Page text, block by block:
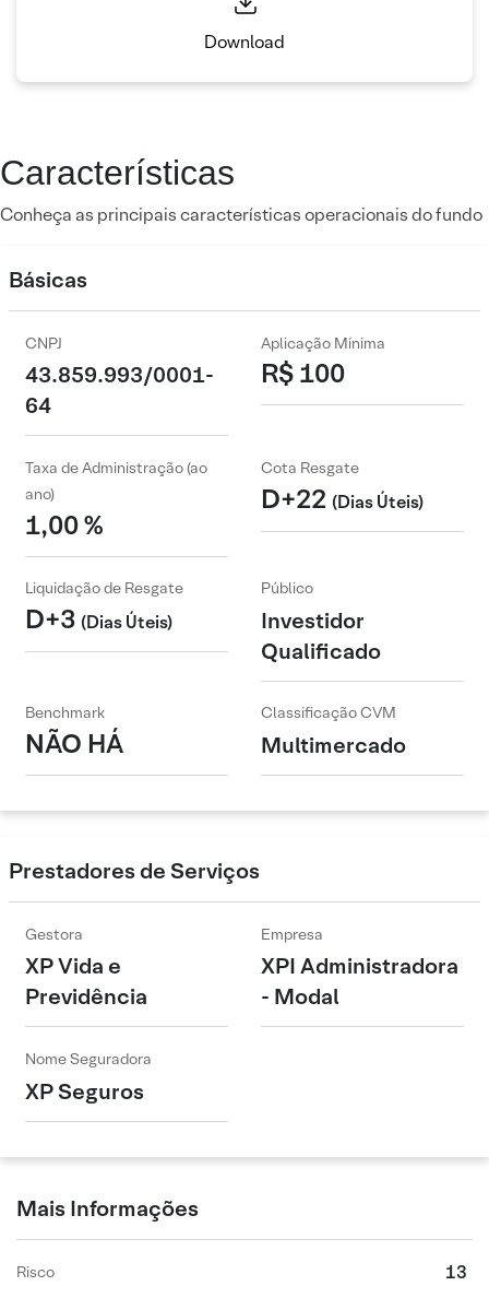
Download
Características
Conheça as principais características operacionais do fundo
Básicas
CNPJ
43.859.993/0001-
64
Aplicação Mínima
R$ 100
Taxa de Administração (ao
ano)
1,00 %
Cota Resgate
D+22 (Dias Úteis)
Liquidação de Resgate
D+3 (Dias Úteis)
Público
Investidor
Qualificado
Benchmark
NÃO HÁ
Classificação CVM
Multimercado
Prestadores de Serviços
Gestora
XP Vida e
Previdência
Empresa
XPI Administradora
- Modal
Nome Seguradora
XP Seguros
Mais Informações
Risco 13